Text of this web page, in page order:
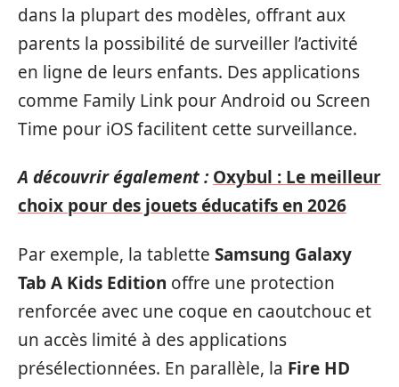
dans la plupart des modèles, offrant aux
parents la possibilité de surveiller l’activité
en ligne de leurs enfants. Des applications
comme Family Link pour Android ou Screen
Time pour iOS facilitent cette surveillance.
A découvrir également : Oxybul : Le meilleur
choix pour des jouets éducatifs en 2026
Par exemple, la tablette Samsung Galaxy
Tab A Kids Edition offre une protection
renforcée avec une coque en caoutchouc et
un accès limité à des applications
présélectionnées. En parallèle, la Fire HD